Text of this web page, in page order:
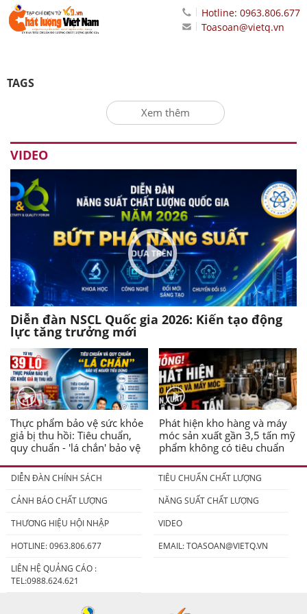
Hotline: 0963.806.677
Toasoan@vietq.vn
TAGS
Xem thêm
VIDEO
Diễn đàn NSCL Quốc gia 2026: Kiến tạo động
lực tăng trưởng mới
Thực phẩm bảo vệ sức khỏe
giả bị thu hồi: Tiêu chuẩn,
quy chuẩn - 'lá chắn' bảo vệ
Phát hiện kho hàng và máy
móc sản xuất gần 3,5 tấn mỹ
phẩm không có tiêu chuẩn
DIỄN ĐÀN CHÍNH SÁCH
TIÊU CHUẨN CHẤT LƯỢNG
CẢNH BÁO CHẤT LƯỢNG
NĂNG SUẤT CHẤT LƯỢNG
THƯƠNG HIỆU HỘI NHẬP
VIDEO
HOTLINE: 0963.806.677
EMAIL:TOASOAN@VIETQ.VN
LIÊN HỆ QUẢNG CÁO :
TEL:0988.624.621